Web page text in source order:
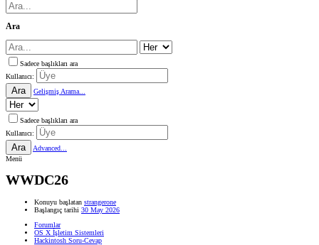
Ara
Sadece başlıkları ara
Kullanıcı:
Ara Gelişmiş Arama...
Sadece başlıkları ara
Kullanıcı:
Ara
Advanced...
Menü
WWDC26
Konuyu başlatan strangerone
Başlangıç tarihi 30 May 2026
Forumlar
OS X İşletim Sistemleri
Hackintosh Soru-Cevap